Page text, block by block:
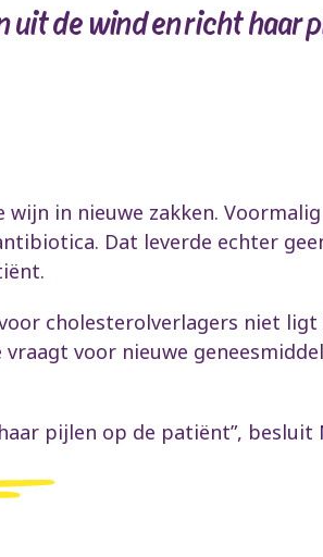
de wind en richt haar
in nieuwe zakken.
Dat leverde echter
cholesterolverlagers niet ligt
voor nieuwe
pijlen op de patiënt”, besluit